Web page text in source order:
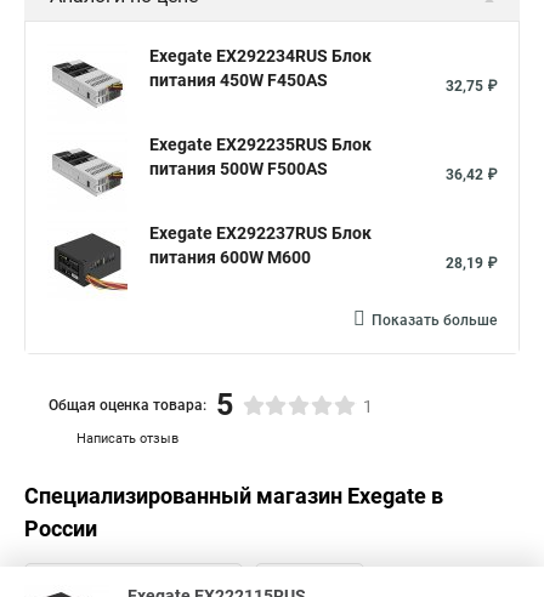
Exegate EX292234RUS Блок
питания 450W F450AS
32,75 ₽
Exegate EX292235RUS Блок
питания 500W F500AS
36,42 ₽
Exegate EX292237RUS Блок
питания 600W M600
28,19 ₽
Показать больше
Написать отзыв
Общая оценка товара: 5 1
Специализированный магазин Exegate в
России